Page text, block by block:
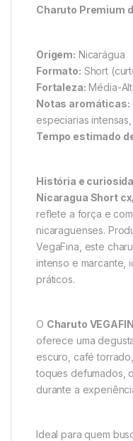
Charuto Premium
Origem: Nicarágua
Formato: Short
Fortaleza: Média-
Notas aromáticas:
especiarias
Tempo estimado
História e
Nicaragua Short
reflete a força e
nicaraguenses.
VegaFina, este
intenso e marcante,
práticos.
O Charuto
oferece uma
escuro, café
toques defumados,
durante a
Ideal para quem